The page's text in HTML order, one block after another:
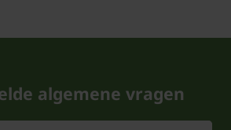
algemene vragen